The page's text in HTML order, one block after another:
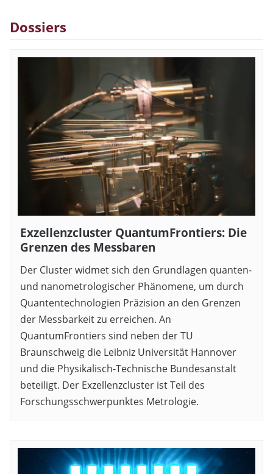
Dossiers
Exzellenzcluster QuantumFrontiers: Die
Grenzen des Messbaren
Der Cluster widmet sich den Grundlagen quanten-
und nanometrologischer Phänomene, um durch
Quantentechnologien Präzision an den Grenzen
der Messbarkeit zu erreichen. An
QuantumFrontiers sind neben der TU
Braunschweig die Leibniz Universität Hannover
und die Physikalisch-Technische Bundesanstalt
beteiligt. Der Exzellenzcluster ist Teil des
Forschungsschwerpunktes Metrologie.